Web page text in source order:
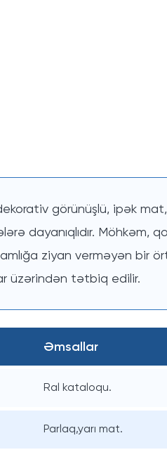
görünüşlü, ipək
dayanıqlıdır. Möhkəm,
ziyan verməyən bir
üzərindən tətbiq edilir.
Əmsallar
Ral kataloqu.
Parlaq,yarı mat.